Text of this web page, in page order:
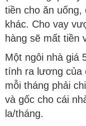
tiền cho ăn uống,
khác. Cho vay
hàng sẽ mất tiền
Một ngôi nhà giá
tính ra lương của
mỗi tháng phải
và gốc cho cái
la/tháng.